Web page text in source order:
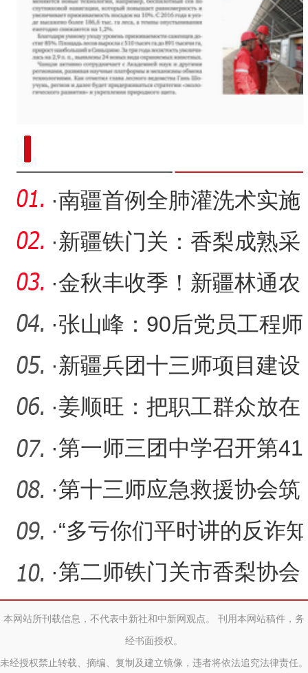
·南疆首例全肺灌洗术实施
·新疆铁门关：香梨成熟采
收忙
·金秋丰收季！新疆林通农
业烘干厂“火力全开”
·张山峰：90后党员工程师
的十三年坚守与担当
·新疆兵团十三师项目建设
开启“秋季攻势”
·姜顺旺：把职工群众放在
心尖尖上
·第一师三团中学召开第41
个教师节表彰大会
·第十三师应急救援协会筑
牢安全防线
·“多亏你们平时讲的反诈知
识！”
·第二师铁门关市香梨协会
成立并召开第一届会员大
会
本网站所刊载信息，不代表中新社和中新网观点。 刊用本网站稿件，务
经书面授权。
未经授权禁止转载、摘编、复制及建立镜像，违者将依法追究法律责任。